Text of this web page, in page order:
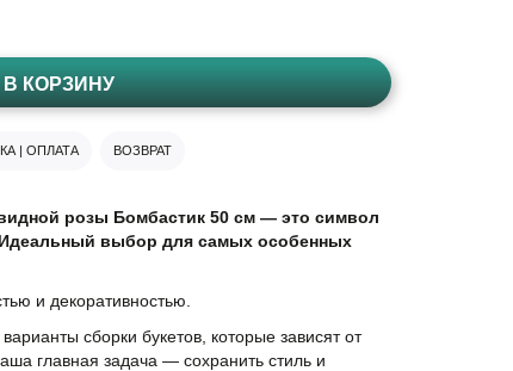
В КОРЗИНУ
| ОПЛАТА ВОЗВРАТ
розы Бомбастик 50 см — это символ
выбор для самых особенных
и декоративностью.
сборки букетов, которые зависят от
главная задача — сохранить стиль и